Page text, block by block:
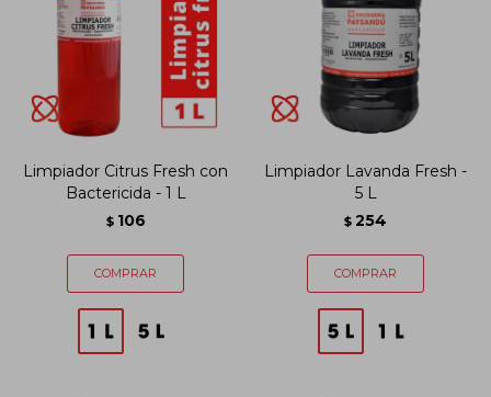
Limpiador Citrus Fresh con
Bactericida - 1 L
$ 106
Limpiador Lavanda Fresh -
5 L
$ 254